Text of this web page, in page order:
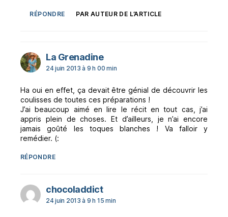
RÉPONDRE PAR AUTEUR DE L’ARTICLE
La Grenadinedit :
24 juin 2013 à 9 h 00 min
Ha oui en effet, ça devait être génial de découvrir les
coulisses de toutes ces préparations !
J’ai beaucoup aimé en lire le récit en tout cas, j’ai
appris plein de choses. Et d’ailleurs, je n’ai encore
jamais goûté les toques blanches ! Va falloir y
remédier. (:
RÉPONDRE
chocoladdictdit :
24 juin 2013 à 9 h 15 min